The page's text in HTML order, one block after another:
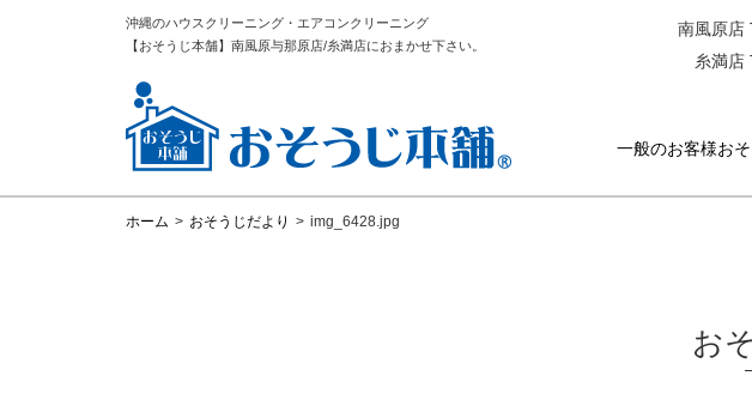
沖縄のハウスクリーニング・エアコンクリーニング
【おそうじ本舗】南風原与那原店/糸満店におまかせ下さい。
南風原店
糸満店
一般のお客様お
ホーム > おそうじだより > img_6428.jpg
お